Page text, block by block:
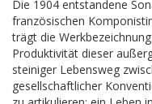
Die 1904 entstandene
französischen
trägt die
Produktivität dieser
steiniger Lebensweg
gesellschaftlicher